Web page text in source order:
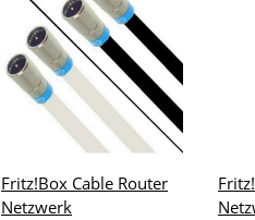
Fritz!Box Cable Router
Netzwerk